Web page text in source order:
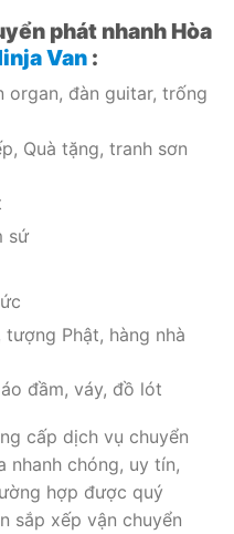
phát nhanh Hòa
Van :
organ, đàn guitar, trống
Quà tặng, tranh sơn
sứ
Phật, hàng nhà
đầm, váy, đồ lót
cấp dịch vụ chuyển
nhanh chóng, uy tín,
hợp được quý
sắp xếp vận chuyển